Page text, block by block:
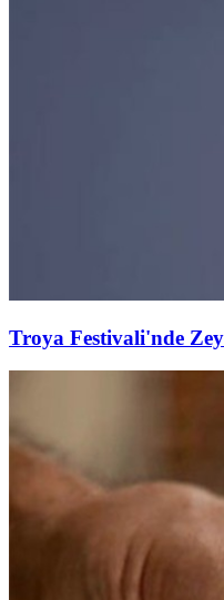
Troya Festivali'nde